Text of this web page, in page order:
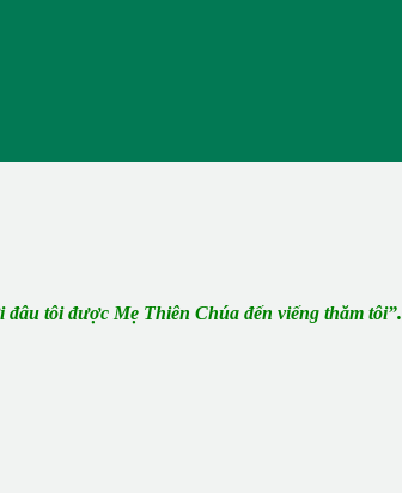
đâu tôi được Mẹ Thiên Chúa đến viếng thăm tôi”.